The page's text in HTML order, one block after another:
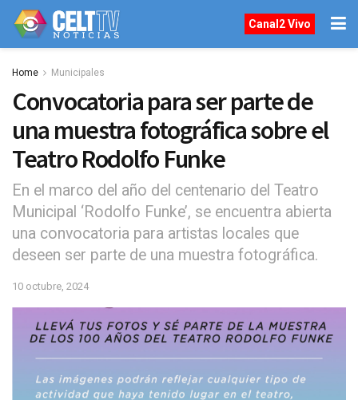
Canal2 Vivo
Home Municipales
Convocatoria para ser parte de
una muestra fotográfica sobre el
Teatro Rodolfo Funke
En el marco del año del centenario del Teatro
Municipal ‘Rodolfo Funke’, se encuentra abierta
una convocatoria para artistas locales que
deseen ser parte de una muestra fotográfica.
10 octubre, 2024